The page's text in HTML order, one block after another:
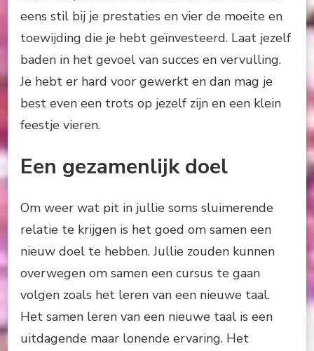
eens stil bij je prestaties en vier de moeite en
toewijding die je hebt geïnvesteerd. Laat jezelf
baden in het gevoel van succes en vervulling.
Je hebt er hard voor gewerkt en dan mag je
best even een trots op jezelf zijn en een klein
feestje vieren.
Een gezamenlijk doel
Om weer wat pit in jullie soms sluimerende
relatie te krijgen is het goed om samen een
nieuw doel te hebben. Jullie zouden kunnen
overwegen om samen een cursus te gaan
volgen zoals het leren van een nieuwe taal.
Het samen leren van een nieuwe taal is een
uitdagende maar lonende ervaring. Het